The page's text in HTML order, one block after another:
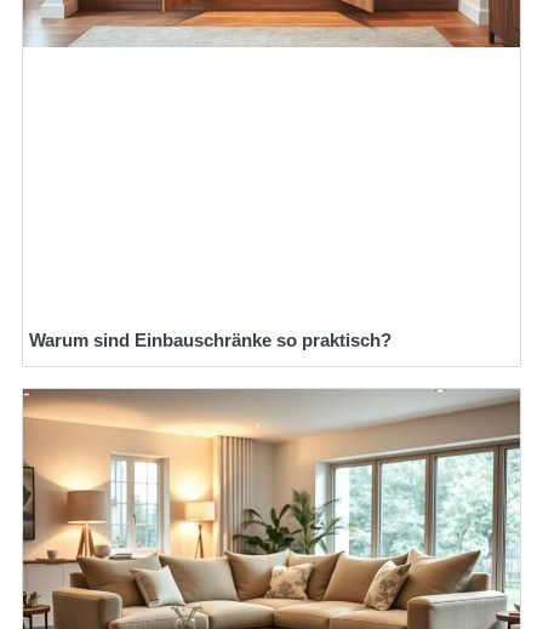
Warum sind Einbauschränke so praktisch?